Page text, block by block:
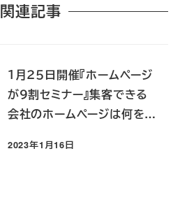
関連記事
１月２５日開催『ホームページ
が９割セミナー』集客できる
会社のホームページは何をし
投稿日
2023年1月16日